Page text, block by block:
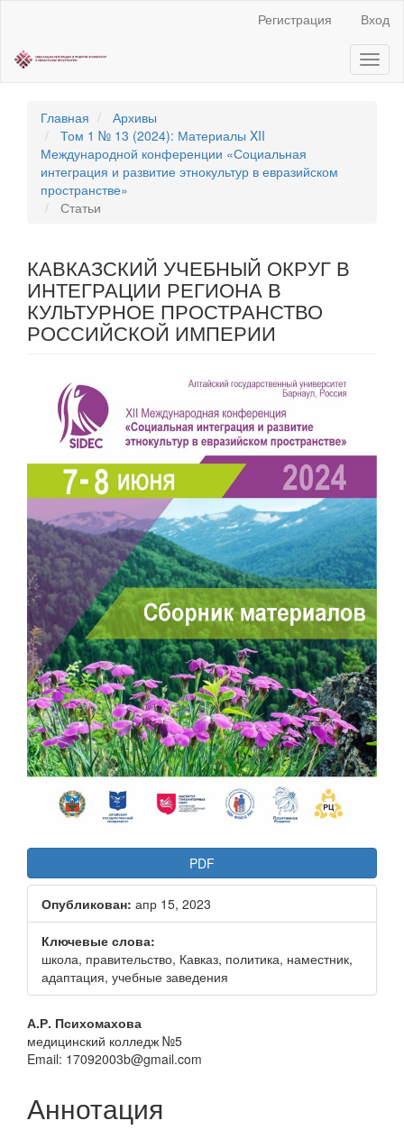
содержанию
страницы
навигация
Основное
содержание
Боковая
панель
Регистрация Вход
Главная
Архивы
Том 1 № 13 (2024): Материалы XII
Международной конференции «Социальная
интеграция и развитие этнокультур в евразийском
пространстве»
Статьи
КАВКАЗСКИЙ УЧЕБНЫЙ ОКРУГ В
ИНТЕГРАЦИИ РЕГИОНА В
КУЛЬТУРНОЕ ПРОСТРАНСТВО
РОССИЙСКОЙ ИМПЕРИИ
Статья
боковой
панели
PDF
Опубликован: апр 15, 2023
Ключевые слова:
школа, правительство, Кавказ, политика, наместник,
адаптация, учебные заведения
Основное
содержание
А.Р. Психомахова
медицинский колледж №5
Email: 17092003b@gmail.com
Аннотация